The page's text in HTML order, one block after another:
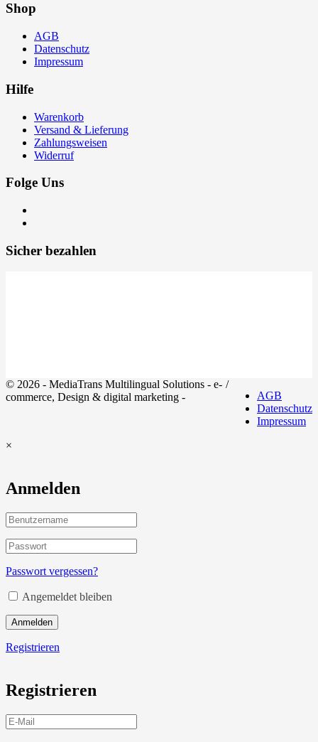
Shop
AGB
Datenschutz
Impressum
Hilfe
Warenkorb
Versand & Lieferung
Zahlungsweisen
Widerruf
Folge Uns
Sicher bezahlen
© 2026 - MediaTrans Multilingual Solutions - e-
commerce, Design & digital marketing -
/
AGB
Datenschutz
Impressum
×
Anmelden
Passwort vergessen?
Angemeldet bleiben
Anmelden
Registrieren
Registrieren